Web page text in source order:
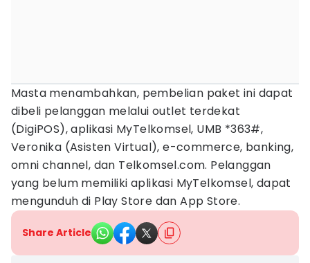
Masta menambahkan, pembelian paket ini dapat
dibeli pelanggan melalui outlet terdekat
(DigiPOS), aplikasi MyTelkomsel, UMB *363#,
Veronika (Asisten Virtual), e-commerce, banking,
omni channel, dan Telkomsel.com. Pelanggan
yang belum memiliki aplikasi MyTelkomsel, dapat
mengunduh di Play Store dan App Store.
Share Article